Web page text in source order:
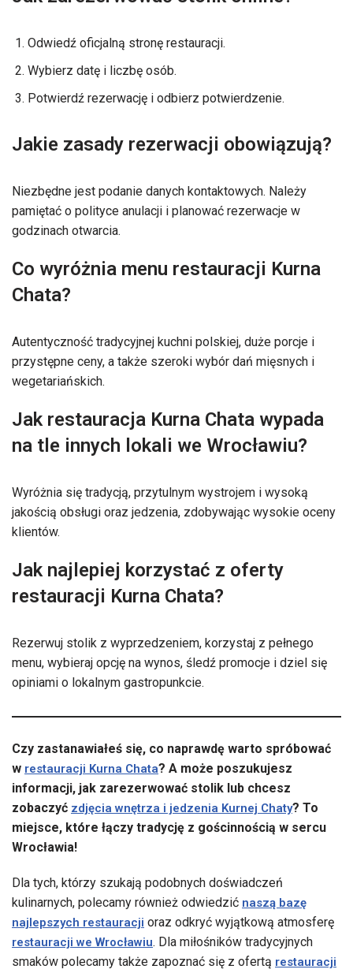
Odwiedź oficjalną stronę restauracji.
Wybierz datę i liczbę osób.
Potwierdź rezerwację i odbierz potwierdzenie.
Jakie zasady rezerwacji obowiązują?
Niezbędne jest podanie danych kontaktowych. Należy
pamiętać o polityce anulacji i planować rezerwacje w
godzinach otwarcia.
Co wyróżnia menu restauracji Kurna
Chata?
Autentyczność tradycyjnej kuchni polskiej, duże porcje i
przystępne ceny, a także szeroki wybór dań mięsnych i
wegetariańskich.
Jak restauracja Kurna Chata wypada
na tle innych lokali we Wrocławiu?
Wyróżnia się tradycją, przytulnym wystrojem i wysoką
jakością obsługi oraz jedzenia, zdobywając wysokie oceny
klientów.
Jak najlepiej korzystać z oferty
restauracji Kurna Chata?
Rezerwuj stolik z wyprzedzeniem, korzystaj z pełnego
menu, wybieraj opcję na wynos, śledź promocje i dziel się
opiniami o lokalnym gastropunkcie.
Czy zastanawiałeś się, co naprawdę warto spróbować
w restauracji Kurna Chata? A może poszukujesz
informacji, jak zarezerwować stolik lub chcesz
zobaczyć zdjęcia wnętrza i jedzenia Kurnej Chaty? To
miejsce, które łączy tradycję z gościnnością w sercu
Wrocławia!
Dla tych, którzy szukają podobnych doświadczeń
kulinarnych, polecamy również odwiedzić naszą bazę
najlepszych restauracji oraz odkryć wyjątkową atmosferę
restauracji we Wrocławiu. Dla miłośników tradycyjnych
smaków polecamy także zapoznać się z ofertą restauracji